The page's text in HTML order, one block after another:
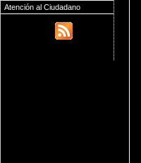
Atención al Ciudadano